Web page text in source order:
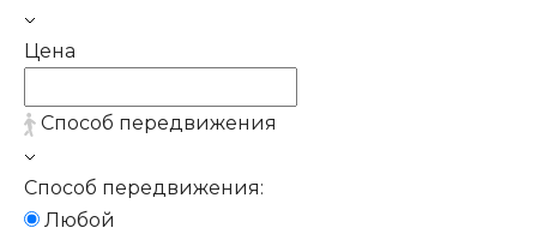
Цена
Способ передвижения
Способ передвижения:
Любой